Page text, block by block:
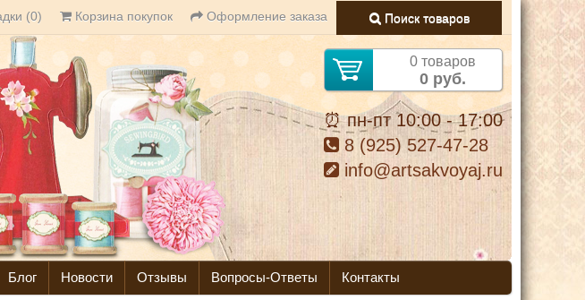
(0) Корзина покупок Оформление заказа Поиск товаров
0 товаров
0 руб.
⏰ пн-пт 10:00 - 17:00
8 (925) 527-47-28
info@artsakvoyaj.ru
Блог Новости Отзывы Вопросы-Ответы Контакты